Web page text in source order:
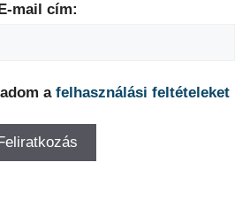
E-mail cím:
a felhasználási feltételeket